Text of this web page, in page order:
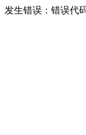
发生错误：错误代码